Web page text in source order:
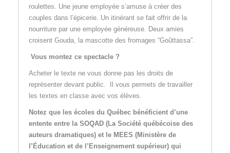
roulettes. Une jeune employée s’amuse à créer des
couples dans l’épicerie. Un itinérant se fait offrir de la
nourriture par une employée généreuse. Deux amies
croisent Gouda, la mascotte des fromages “Goûttassa”.
Vous montez ce spectacle ?
Acheter le texte ne vous donne pas les droits de
représenter devant public. Il vous permets de travailler
les textes en classe avec vos élèves.
Notez que les écoles du Québec bénéficient d’une
entente entre la SOQAD (La Société québécoise des
auteurs dramatiques) et le MEES (Ministère de
l’Éducation et de l’Enseignement supérieur) qui